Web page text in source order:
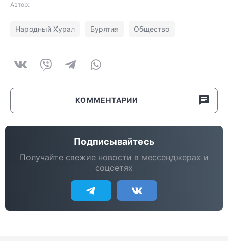
Автор:
Народный Хурал Бурятия Общество
КОММЕНТАРИИ
Подписывайтесь
Получайте свежие новости в мессенджерах и
соцсетях